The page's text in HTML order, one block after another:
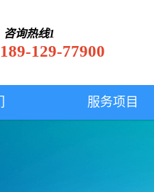
咨询热线1
189-129-77900
服务项目